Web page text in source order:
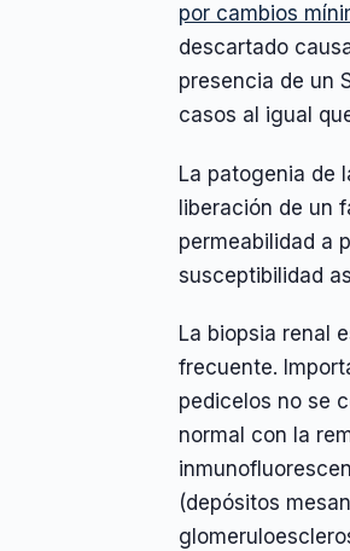
por cambios
descartado
presencia de un
casos al igual
La patogenia de
liberación de un
permeabilidad a
susceptibilidad
La biopsia renal
frecuente.
pedicelos no se
normal con la
(depósitos